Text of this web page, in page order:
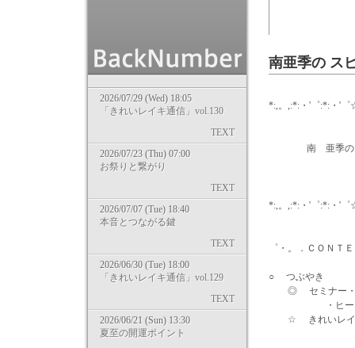
2026/07/29 (Wed) 18:05
「きれいレイキ通信」vol.130
TEXT
2026/07/23 (Thu) 07:00
お祭りと繋がり
TEXT
2026/07/07 (Tue) 18:40
本音とつながる鍵
TEXT
2026/06/30 (Tue) 18:00
「きれいレイキ通信」vol.129
TEXT
2026/06/21 (Sun) 13:30
夏至の開運ポイント
南亜季の ス
*:,。,:*:・'゜:*:・'
南 亜季の
*:,。,:*:・'゜:*:・'
゜・。．Ｃ
○ つぶやき
◎ セミナー・講
・ヒーリング
☆ きれいレイ